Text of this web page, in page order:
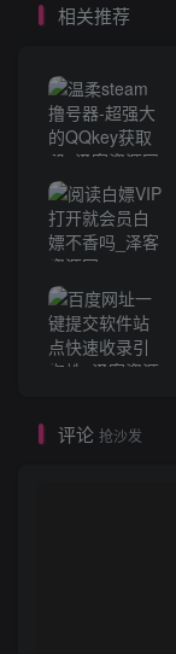
相关推荐
评论 抢沙发